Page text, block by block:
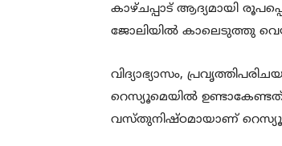
കാഴ്ചപ്പാട് ആദ്യമായി
ജോലിയില്‍ കാലെടുത്തു
വിദ്യാഭ്യാസം,
റെസ്യൂമെയിൽ
വസ്തുനിഷ്ഠമായാണ്